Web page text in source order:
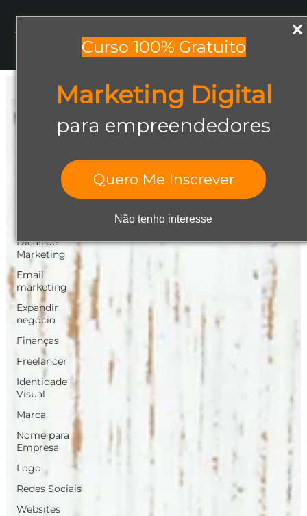
Curso 100% Gratuito
Marketing Digital
para empreendedores
Quero Me Inscrever
Não tenho interesse
Todos os posts
Abrir negócio
Design Gráfico
Dicas de
Marketing
Email
marketing
Expandir
negócio
Finanças
Freelancer
Identidade
Visual
Marca
Nome para
Empresa
Logo
Redes Sociais
Websites
Todos os posts